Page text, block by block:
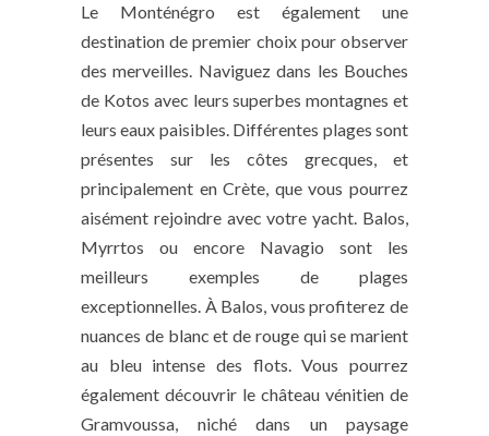
Le Monténégro est également une
destination de premier choix pour observer
des merveilles. Naviguez dans les Bouches
de Kotos avec leurs superbes montagnes et
leurs eaux paisibles. Différentes plages sont
présentes sur les côtes grecques, et
principalement en Crète, que vous pourrez
aisément rejoindre avec votre yacht. Balos,
Myrrtos ou encore Navagio sont les
meilleurs exemples de plages
exceptionnelles. À Balos, vous profiterez de
nuances de blanc et de rouge qui se marient
au bleu intense des flots. Vous pourrez
également découvrir le château vénitien de
Gramvoussa, niché dans un paysage